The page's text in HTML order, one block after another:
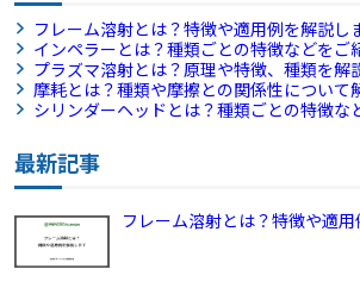
フレーム溶射とは？特徴や適用例を解説し
インペラーとは？種類ごとの特徴などをご
プラズマ溶射とは？原理や特徴、種類を解
摩耗とは？種類や摩擦との関係性について
シリンダーヘッドとは？種類ごとの特徴な
最新記事
フレーム溶射とは？特徴や適